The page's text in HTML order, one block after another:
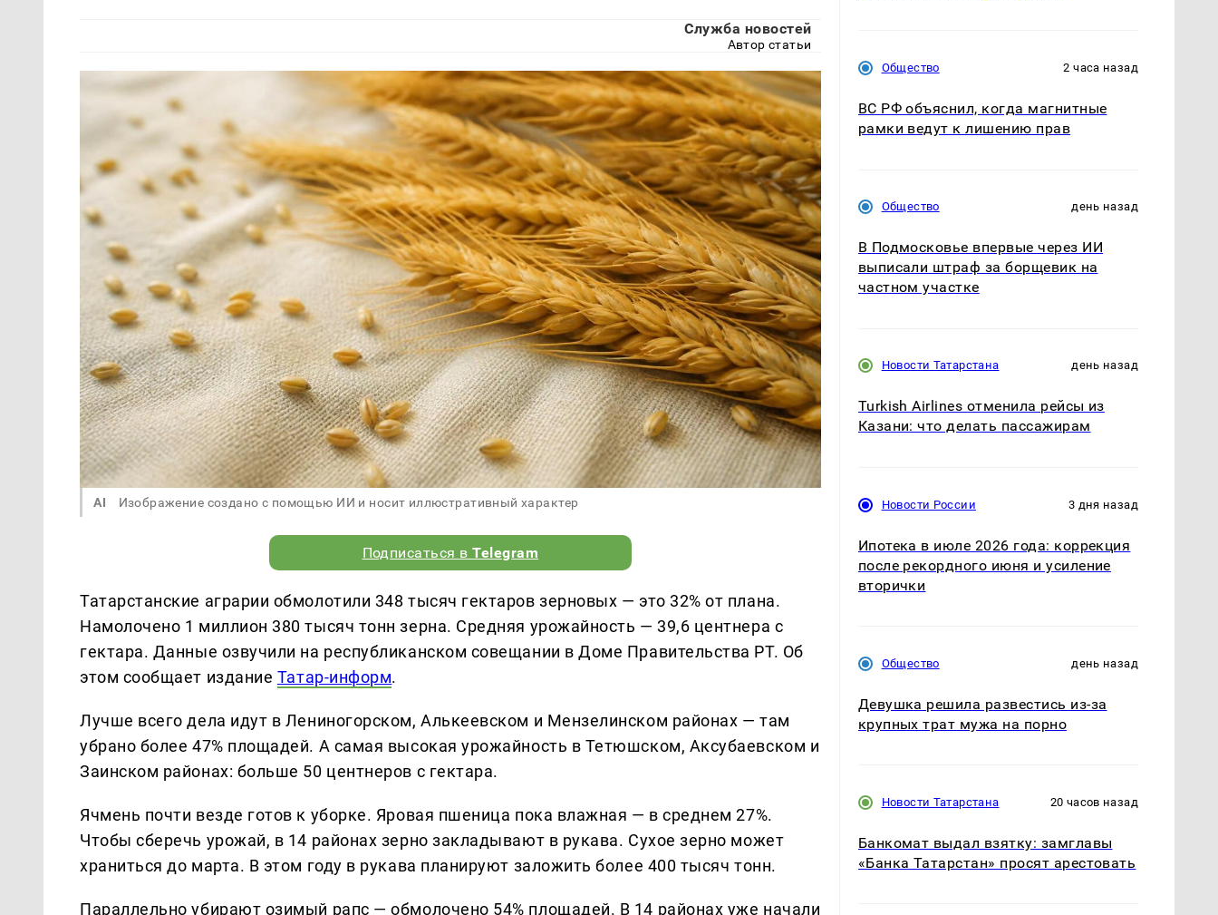
Служба новостей
Автор статьи
AI Изображение создано с помощью ИИ и носит иллюстративный характер
Подписаться вTelegram
Татарстанские аграрии обмолотили 348 тысяч гектаров зерновых — это 32% от плана.
Намолочено 1 миллион 380 тысяч тонн зерна. Средняя урожайность — 39,6 центнера с
гектара. Данные озвучили на республиканском совещании в Доме Правительства РТ. Об
этом сообщает издание Татар-информ.
Лучше всего дела идут в Лениногорском, Алькеевском и Мензелинском районах — там
убрано более 47% площадей. А самая высокая урожайность в Тетюшском, Аксубаевском и
Заинском районах: больше 50 центнеров с гектара.
Ячмень почти везде готов к уборке. Яровая пшеница пока влажная — в среднем 27%.
Чтобы сберечь урожай, в 14 районах зерно закладывают в рукава. Сухое зерно может
храниться до марта. В этом году в рукава планируют заложить более 400 тысяч тонн.
Параллельно убирают озимый рапс — обмолочено 54% площадей. В 14 районах уже начали
Общество 2 часа назад
ВС РФ объяснил, когда магнитные
рамки ведут к лишению прав
Общество день назад
В Подмосковье впервые через ИИ
выписали штраф за борщевик на
частном участке
Новости Татарстана день назад
Turkish Airlines отменила рейсы из
Казани: что делать пассажирам
Новости России 3 дня назад
Ипотека в июле 2026 года: коррекция
после рекордного июня и усиление
вторички
Общество день назад
Девушка решила развестись из-за
крупных трат мужа на порно
Новости Татарстана 20 часов назад
Банкомат выдал взятку: замглавы
«Банка Татарстан» просят арестовать